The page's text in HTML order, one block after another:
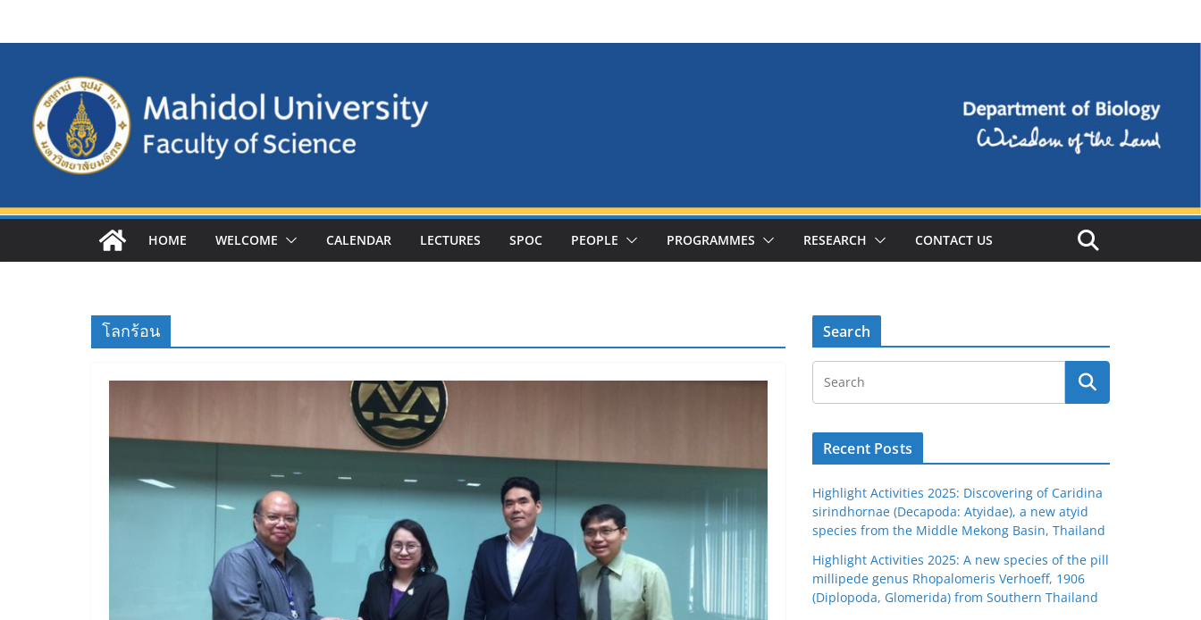
HOME WELCOME CALENDAR LECTURES SPOC PEOPLE PROGRAMMES RESEARCH CONTACT US
โลกร้อน Search
Recent Posts
Highlight Activities 2025: Discovering of Caridina
sirindhornae (Decapoda: Atyidae), a new atyid
species from the Middle Mekong Basin, Thailand
Highlight Activities 2025: A new species of the pill
millipede genus Rhopalomeris Verhoeff, 1906
(Diplopoda, Glomerida) from Southern Thailand